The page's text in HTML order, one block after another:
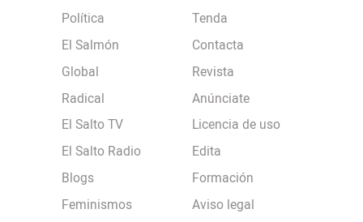
Política
El Salmón
Global
Radical
El Salto TV
El Salto Radio
Blogs
Feminismos
Tenda
Contacta
Revista
Anúnciate
Licencia de uso
Edita
Formación
Aviso legal